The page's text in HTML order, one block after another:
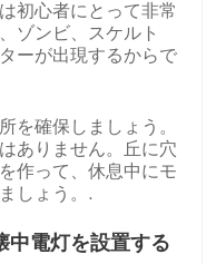
初心者にとって非常
ゾンビ、スケルト
ーが出現するからで
を確保しましょう。
ありません。丘に穴
作って、休息中にモ
しょう。.
中電灯を設置する